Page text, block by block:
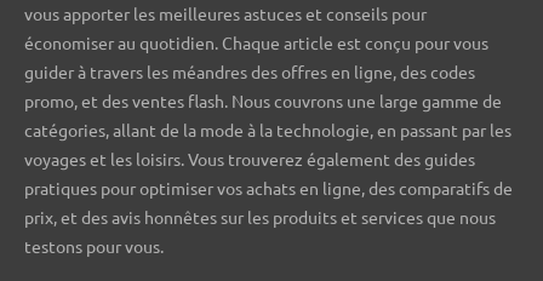
vous apporter les meilleures astuces et conseils pour
économiser au quotidien. Chaque article est conçu pour vous
guider à travers les méandres des offres en ligne, des codes
promo, et des ventes flash. Nous couvrons une large gamme de
catégories, allant de la mode à la technologie, en passant par les
voyages et les loisirs. Vous trouverez également des guides
pratiques pour optimiser vos achats en ligne, des comparatifs de
prix, et des avis honnêtes sur les produits et services que nous
testons pour vous.